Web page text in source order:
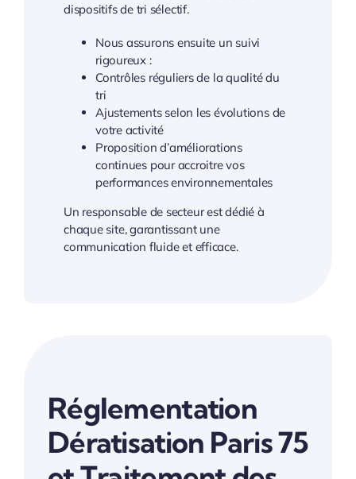
dispositifs de tri sélectif.
Nous assurons ensuite un suivi
rigoureux :
Contrôles réguliers de la qualité du
tri
Ajustements selon les évolutions de
votre activité
Proposition d’améliorations
continues pour accroitre vos
performances environnementales
Un responsable de secteur est dédié à
chaque site, garantissant une
communication fluide et efficace.
Réglementation
Dératisation Paris 75